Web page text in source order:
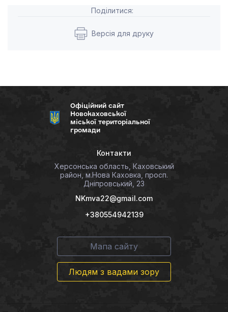
Поділитися:
Версія для друку
Офіційний сайт
Новокаховської
міської територіальної
громади
Контакти
Херсонська область, Каховський
район, м.Нова Каховка, просп.
Дніпровський, 23
NKmva22@gmail.com
+380554942139
Мапа сайту
Людям з вадами зору